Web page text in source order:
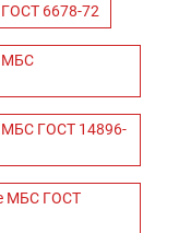
6678-72
МБС
ГОСТ 14896-
МБС ГОСТ